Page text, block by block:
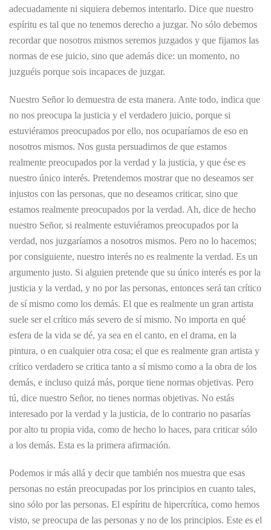
adecuadamente ni siquiera debemos intentarlo. Dice que nuestro
espíritu es tal que no tenemos derecho a juzgar. No sólo debemos
recordar que nosotros mismos seremos juzgados y que fijamos las
normas de ese juicio, sino que además dice: un momento, no
juzguéis porque sois incapaces de juzgar.
Nuestro Señor lo demuestra de esta manera. Ante todo, indica que
no nos preocupa la justicia y el verdadero juicio, porque si
estuviéramos preocupados por ello, nos ocuparíamos de eso en
nosotros mismos. Nos gusta persuadirnos de que estamos
realmente preocupados por la verdad y la justicia, y que ése es
nuestro único interés. Pretendemos mostrar que no deseamos ser
injustos con las personas, que no deseamos criticar, sino que
estamos realmente preocupados por la verdad. Ah, dice de hecho
nuestro Señor, si realmente estuviéramos preocupados por la
verdad, nos juzgaríamos a nosotros mismos. Pero no lo hacemos;
por consiguiente, nuestro interés no es realmente la verdad. Es un
argumento justo. Si alguien pretende que su único interés es por la
justicia y la verdad, y no por las personas, entonces será tan crítico
de sí mismo como los demás. El que es realmente un gran artista
suele ser el crítico más severo de sí mismo. No importa en qué
esfera de la vida se dé, ya sea en el canto, en el drama, en la
pintura, o en cualquier otra cosa; el que es realmente gran artista y
crítico verdadero se critica tanto a sí mismo como a la obra de los
demás, e incluso quizá más, porque tiene normas objetivas. Pero
tú, dice nuestro Señor, no tienes normas objetivas. No estás
interesado por la verdad y la justicia, de lo contrario no pasarías
por alto tu propia vida, como de hecho lo haces, para criticar sólo
a los demás. Esta es la primera afirmación.
Podemos ir más allá y decir que también nos muestra que esas
personas no están preocupadas por los principios en cuanto tales,
sino sólo por las personas. El espíritu de hipercrítica, como hemos
visto, se preocupa de las personas y no de los principios. Este es el